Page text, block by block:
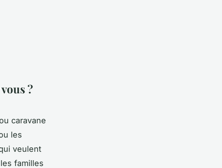
?
caravane
les
veulent
familles